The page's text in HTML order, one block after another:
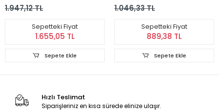
1.947,12 TL
Sepetteki Fiyat
1.655,05 TL
Sepete Ekle
736
1.046,33 TL
Sepetteki Fiyat
889,38 TL
Sepete Ekle
Hızlı Teslimat
Siparişleriniz en kısa sürede elinize ulaşır.